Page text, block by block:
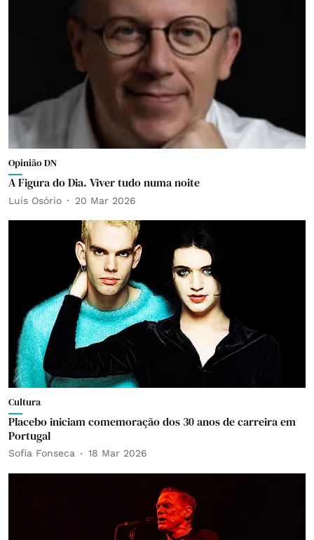
Opinião DN
A Figura do Dia. Viver tudo numa noite
Luís Osório 20 Mar 2026
Cultura
Placebo iniciam comemoração dos 30 anos de carreira em
Portugal
Sofia Fonseca 18 Mar 2026